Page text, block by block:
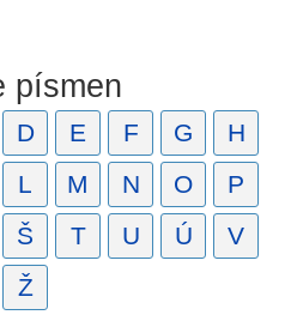
písmen
D E F G
H
L M N O
P
Š T U Ú
V
Ž